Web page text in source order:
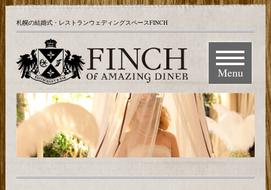
札幌の結婚式・レストランウェディングスペースFINCH
Menu